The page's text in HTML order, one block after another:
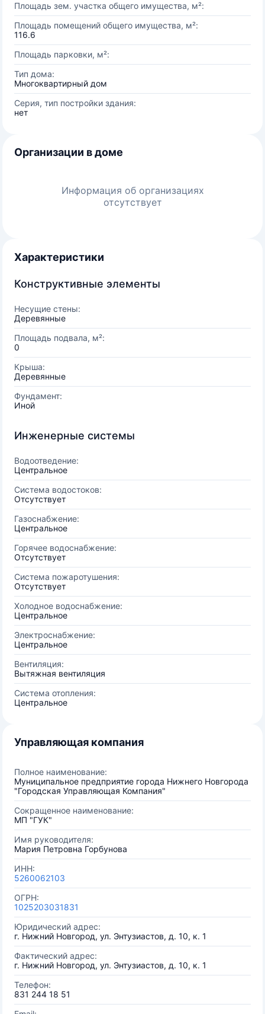
Площадь зем. участка общего имущества, м²:
Площадь помещений общего имущества, м²:
116.6
Площадь парковки, м²:
Тип дома:
Многоквартирный дом
Серия, тип постройки здания:
нет
Организации в доме
Информация об организациях
отсутствует
Характеристики
Конструктивные элементы
Несущие стены:
Деревянные
Площадь подвала, м²:
0
Крыша:
Деревянные
Фундамент:
Иной
Инженерные системы
Водоотведение:
Центральное
Система водостоков:
Отсутствует
Газоснабжение:
Центральное
Горячее водоснабжение:
Отсутствует
Система пожаротушения:
Отсутствует
Холодное водоснабжение:
Центральное
Электроснабжение:
Центральное
Вентиляция:
Вытяжная вентиляция
Система отопления:
Центральное
Управляющая компания
Полное наименование:
Муниципальное предприятие города Нижнего Новгорода
"Городская Управляющая Компания"
Сокращенное наименование:
МП "ГУК"
Имя руководителя:
Мария Петровна Горбунова
ИНН:
5260062103
ОГРН:
1025203031831
Юридический адрес:
г. Нижний Новгород, ул. Энтузиастов, д. 10, к. 1
Фактический адрес:
г. Нижний Новгород, ул. Энтузиастов, д. 10, к. 1
Телефон:
831 244 18 51